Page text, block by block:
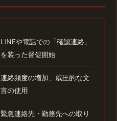
LINEや電話での「確認連絡」
を装った督促開始
連絡頻度の増加、威圧的な文
言の使用
緊急連絡先・勤務先への取り